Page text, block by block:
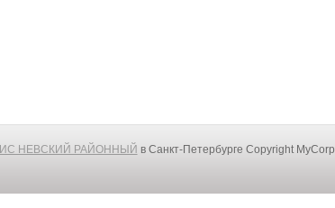
НЕВСКИЙ РАЙОННЫЙ в Санкт-Петербурге Copyright MyCorp